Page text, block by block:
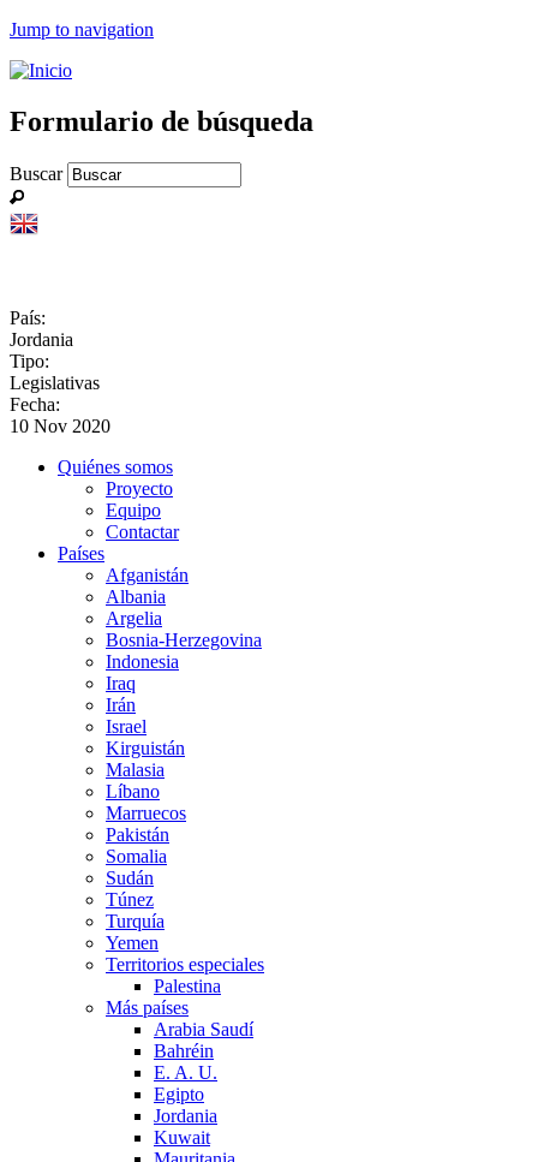
Jump to navigation
Formulario de búsqueda
Buscar
País:
Jordania
Tipo:
Legislativas
Fecha:
10 Nov 2020
Quiénes somos
Proyecto
Equipo
Contactar
Países
Afganistán
Albania
Argelia
Bosnia-Herzegovina
Indonesia
Iraq
Irán
Israel
Kirguistán
Malasia
Líbano
Marruecos
Pakistán
Somalia
Sudán
Túnez
Turquía
Yemen
Territorios especiales
Palestina
Más países
Arabia Saudí
Bahréin
E. A. U.
Egipto
Jordania
Kuwait